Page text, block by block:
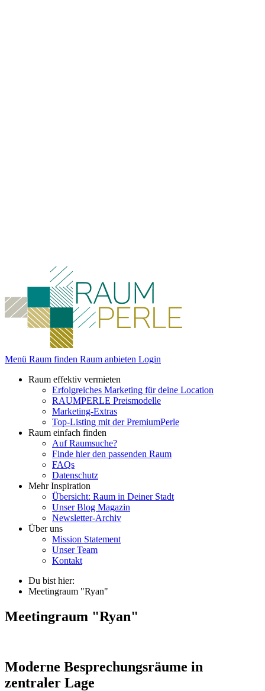
Menü Raum finden Raum anbieten Login
Raum effektiv vermieten
Erfolgreiches Marketing für deine Location
RAUMPERLE Preismodelle
Marketing-Extras
Top-Listing mit der PremiumPerle
Raum einfach finden
Auf Raumsuche?
Finde hier den passenden Raum
FAQs
Datenschutz
Mehr Inspiration
Übersicht: Raum in Deiner Stadt
Unser Blog Magazin
Newsletter-Archiv
Über uns
Mission Statement
Unser Team
Kontakt
Du bist hier:
Meetingraum "Ryan"
Meetingraum "Ryan"
Moderne Besprechungsräume in
zentraler Lage